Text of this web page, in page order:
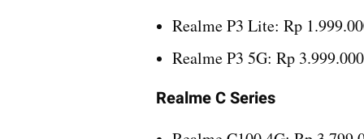
Realme P3 Lite: Rp
Realme P3 5G: Rp 3.999.000
Realme C Series